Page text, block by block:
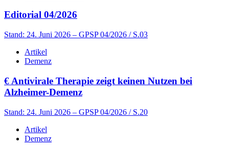
Editorial 04/2026
Stand: 24. Juni 2026 – GPSP 04/2026 / S.03
Artikel
Demenz
€ Antivirale Therapie zeigt keinen Nutzen bei
Alzheimer-Demenz
Stand: 24. Juni 2026 – GPSP 04/2026 / S.20
Artikel
Demenz